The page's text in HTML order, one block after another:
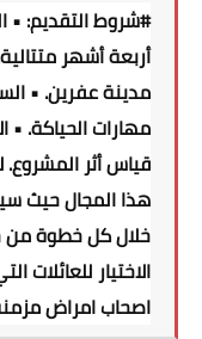
#شروطالتقديم: •
أربعة أشهر
مدينة عفرين. •
مهارات الحياكة. •
قياس أثر
هذا المجال حيث
خلال كل خطوة من
الاختيار
اصحاب امراض